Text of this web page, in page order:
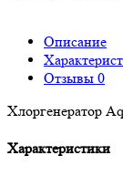
Описание
Отзывы 0
Хлоргенератор
Характеристики